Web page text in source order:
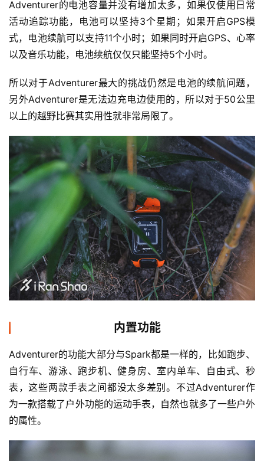
Adventurer的电池容量并没有增加太多，如果仅使用日常
活动追踪功能，电池可以坚持3个星期；如果开启GPS模
式，电池续航可以支持11个小时；如果同时开启GPS、心率
以及音乐功能，电池续航仅仅只能坚持5个小时。
所以对于Adventurer最大的挑战仍然是电池的续航问题，
另外Adventurer是无法边充电边使用的，所以对于50公里
以上的越野比赛其实用性就非常局限了。
内置功能
Adventurer的功能大部分与Spark都是一样的，比如跑步、
自行车、游泳、跑步机、健身房、室内单车、自由式、秒
表，这些两款手表之间都没太多差别。不过Adventurer作
为一款搭载了户外功能的运动手表，自然也就多了一些户外
的属性。